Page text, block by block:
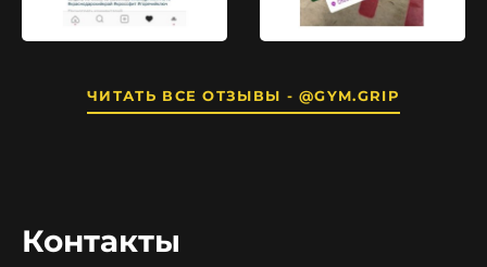
ЧИТАТЬ ВСЕ ОТЗЫВЫ - @GYM.GRIP
Контакты